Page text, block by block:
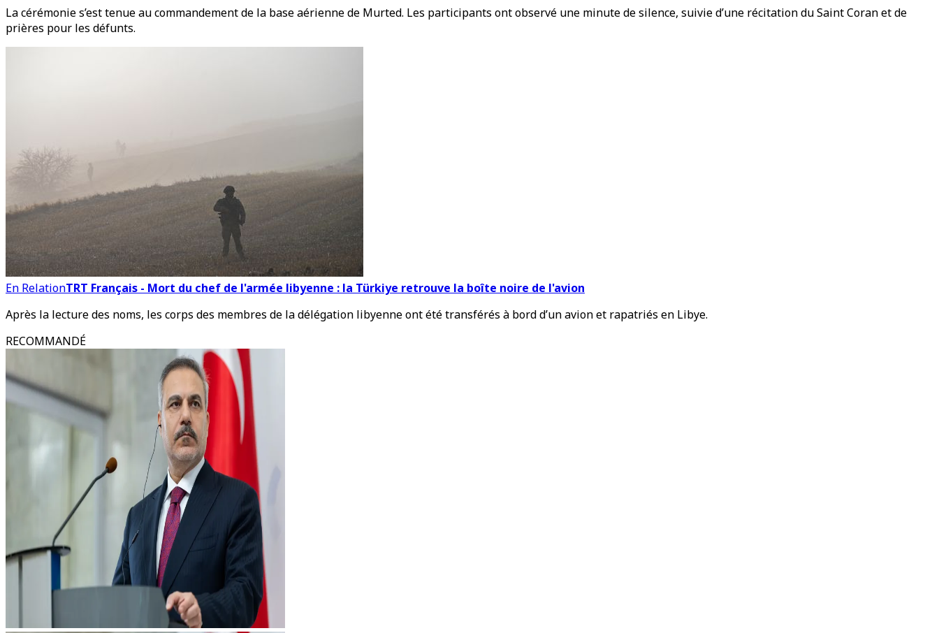
La cérémonie s’est tenue au commandement de la base aérienne de Murted. Les participants ont observé une minute de silence, suivie d’une récitation du Saint Coran et de
prières pour les défunts.
En RelationTRT Français - Mort du chef de l'armée libyenne : la Türkiye retrouve la boîte noire de l'avion
Après la lecture des noms, les corps des membres de la délégation libyenne ont été transférés à bord d’un avion et rapatriés en Libye.
RECOMMANDÉ